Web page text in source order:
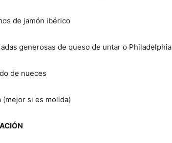
de jamón ibérico
generosas de queso de untar o Philadelphia
de nueces
(mejor si es molida)